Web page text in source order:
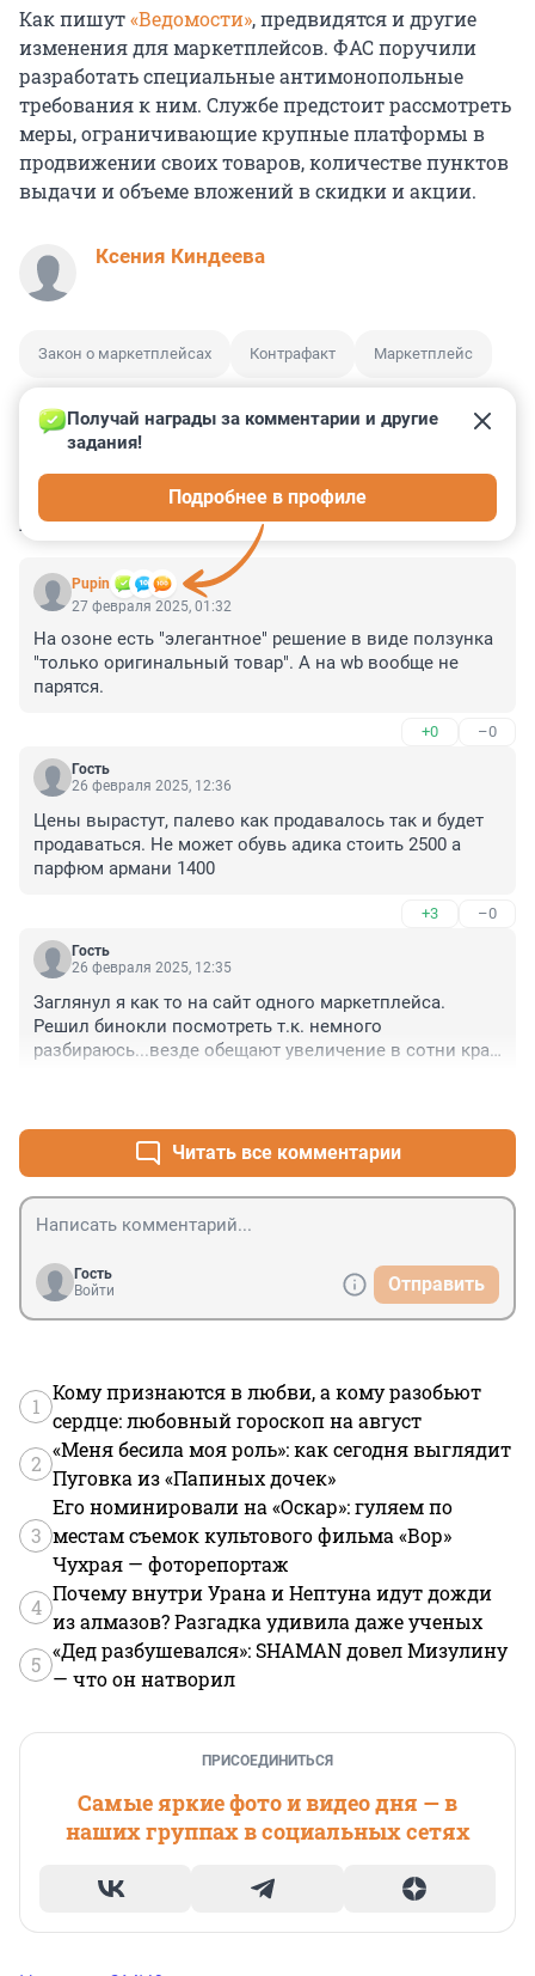
Как пишут«Ведомости», предвидятся и другие
изменения для маркетплейсов. ФАС поручили
разработать специальные антимонопольные
требования к ним. Службе предстоит рассмотреть
меры, ограничивающие крупные платформы в
продвижении своих товаров, количестве пунктов
выдачи и объеме вложений в скидки и акции.
Ксения Киндеева
Закон о маркетплейсах Контрафакт Маркетплейс
КОММЕНТАРИИ 17
Pupin
Получай награды за комментарии и другие
задания!
Подробнее в профиле
27 февраля 2025, 01:32
На озоне есть "элегантное" решение в виде ползунка
"только оригинальный товар". А на wb вообще не
парятся.
+0 –0
Гость
26 февраля 2025, 12:36
Цены вырастут, палево как продавалось так и будет
продаваться. Не может обувь адика стоить 2500 а
парфюм армани 1400
+3 –0
Гость
26 февраля 2025, 12:35
Заглянул я как то на сайт одного маркетплейса.
Решил бинокли посмотреть т.к. немного
разбираюсь...везде обещают увеличение в сотни крат
в описании пишут какие то левые цифры не
имеющие отношения к биноклю хотя первая цифра
должна быть увеличение вторая апертура. Вот с этим
контрафактом что то будут делать?
Читать все комментарии
Гость
Войти
Отправить
1
Кому признаются в любви, а кому разобьют
сердце: любовный гороскоп на август
2
«Меня бесила моя роль»: как сегодня выглядит
Пуговка из «Папиных дочек»
3
Его номинировали на «Оскар»: гуляем по
местам съемок культового фильма «Вор»
Чухрая — фоторепортаж
4
Почему внутри Урана и Нептуна идут дожди
из алмазов? Разгадка удивила даже ученых
5
«Дед разбушевался»: SHAMAN довел Мизулину
— что он натворил
ПРИСОЕДИНИТЬСЯ
Самые яркие фото и видео дня — в
наших группах в социальных сетях